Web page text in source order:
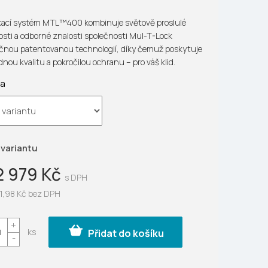
979 Kč
Kč bez DPH
Přidat do košíku
systém MTL™400 kombinuje světově proslulé
a odborné znalosti společnosti Mul-T-Lock
patentovanou technologií, díky čemuž poskytuje
kvalitu a pokročilou ochranu – pro váš klid.